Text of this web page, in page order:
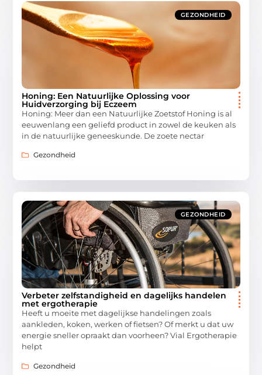
GEZONDHEID
Honing: Een Natuurlijke Oplossing voor
Huidverzorging bij Eczeem
Honing: Meer dan een Natuurlijke Zoetstof Honing is al
eeuwenlang een geliefd product in zowel de keuken als
in de natuurlijke geneeskunde. De zoete nectar
Gezondheid
GEZONDHEID
Verbeter zelfstandigheid en dagelijks handelen
met ergotherapie
Heeft u moeite met dagelijkse handelingen zoals
aankleden, koken, werken of fietsen? Of merkt u dat uw
energie sneller opraakt dan voorheen? Vial Ergotherapie
helpt
Gezondheid